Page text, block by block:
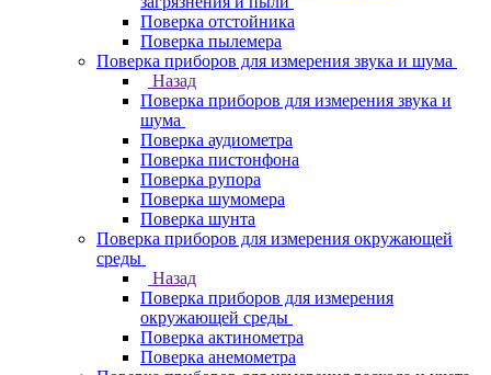
Поверка отстойника
Поверка пылемера
Поверка приборов для измерения звука и шума
Назад
Поверка приборов для измерения звука и
шума
Поверка аудиометра
Поверка пистонфона
Поверка рупора
Поверка шумомера
Поверка шунта
Поверка приборов для измерения окружающей
среды
Назад
Поверка приборов для измерения
окружающей среды
Поверка актинометра
Поверка анемометра